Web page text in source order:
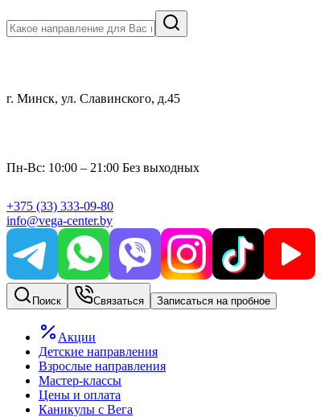
г. Минск, ул. Славинского, д.45
Пн-Вс: 10:00 – 21:00 Без выходных
+375 (33) 333-09-80
info@vega-center.by
Поиск Связаться Записаться на пробное
Акции
Детские направления
Взрослые направления
Мастер-классы
Цены и оплата
Каникулы с Вега